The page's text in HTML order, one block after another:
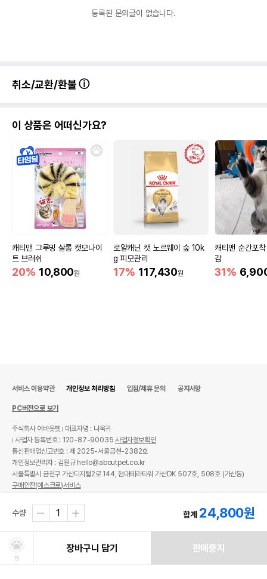
등록된 문의글이 없습니다.
취소/교환/환불
이 상품은 어떠신가요?
캐티맨 그루밍 살롱 캣모나이
트 브러쉬
20% 10,800원
로얄캐닌 캣 노르웨이 숲 10k
g 피모관리
17% 117,430원
캐티맨 순간포
감
31%
수량 합계 24,800원
찜
장바구니 담기 판매중지
서비스 이용약관 개인정보 처리방침 입점/제휴 문의 공지사항
PC버전으로 보기
주식회사 어바웃펫
대표자명 : 나옥귀
사업자 등록번호 : 120-87-90035사업자정보확인
통신판매업신고번호 : 제 2025-서울금천-2382호
개인정보관리자 : 김원규 hello@aboutpet.co.kr
서울특별시 금천구 가산디지털2로 144, 현대테라타워 가산DK 507호, 508호 (가산동)
구매안전(에스크로)서비스